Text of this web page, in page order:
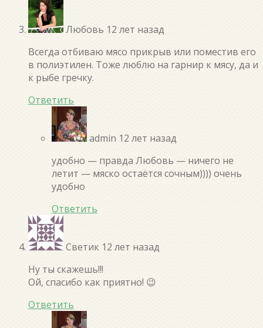
Любовь 12 лет назад
Всегда отбиваю мясо прикрыв или поместив его
в полиэтилен. Тоже люблю на гарнир к мясу, да и
к рыбе гречку.
Ответить
admin 12 лет назад
удобно — правда Любовь — ничего не
летит — мяско остаётся сочным)))) очень
удобно
Ответить
Светик 12 лет назад
Ну ты скажешь!!!
Ой, спасибо как приятно! 😉
Ответить